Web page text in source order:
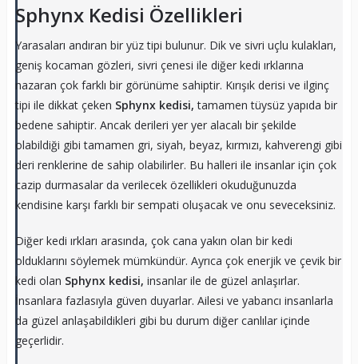
Sphynx Kedisi Özellikleri
Yarasaları andıran bir yüz tipi bulunur. Dik ve sivri uçlu kulakları,
geniş kocaman gözleri, sivri çenesi ile diğer kedi ırklarına
nazaran çok farklı bir görünüme sahiptir. Kırışık derisi ve ilginç
tipi ile dikkat çeken Sphynx kedisi, tamamen tüysüz yapıda bir
bedene sahiptir. Ancak derileri yer yer alacalı bir şekilde
olabildiği gibi tamamen gri, siyah, beyaz, kırmızı, kahverengi gibi
deri renklerine de sahip olabilirler. Bu halleri ile insanlar için çok
cazip durmasalar da verilecek özellikleri okuduğunuzda
kendisine karşı farklı bir sempati oluşacak ve onu seveceksiniz.
Diğer kedi ırkları arasında, çok cana yakın olan bir kedi
olduklarını söylemek mümkündür. Ayrıca çok enerjik ve çevik bir
kedi olan Sphynx kedisi, insanlar ile de güzel anlaşırlar.
İnsanlara fazlasıyla güven duyarlar. Ailesi ve yabancı insanlarla
da güzel anlaşabildikleri gibi bu durum diğer canlılar içinde
geçerlidir.